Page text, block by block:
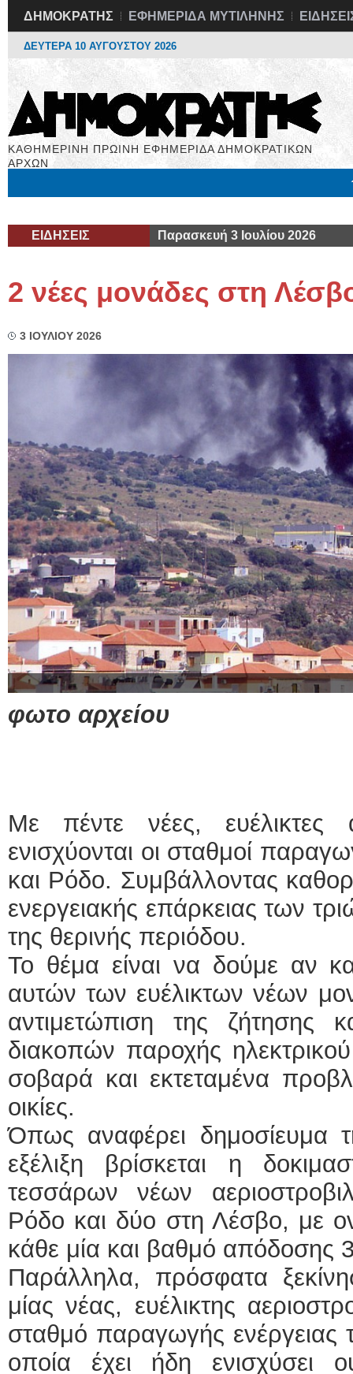
ΔΗΜΟΚΡΑΤΗΣ ΕΦΗΜΕΡΙΔΑ ΜΥΤΙΛΗΝΗΣ
ΔΕΥΤΕΡΑ 10 ΑΥΓΟΥΣΤΟΥ 2026
ΚΑΘΗΜΕΡΙΝΗ ΠΡΩΙΝΗ ΕΦΗΜΕΡΙΔΑ ΔΗΜΟΚΡΑΤΙΚΩΝ
ΑΡΧΩΝ
ΕΙΔΗΣΕΙΣ Παρασκευή 3 Ιουλίου 2026
2 νέες μονάδες στη
3 ΙΟΥΛΙΟΥ 2026
φωτο αρχείου
Με πέντε νέες, ευέλικτες
ενισχύονται οι σταθμοί
και Ρόδο. Συμβάλλοντας
ενεργειακής επάρκειας των
της θερινής περιόδου.
Το θέμα είναι να δούμε αν
αυτών των ευέλικτων νέων
αντιμετώπιση της ζήτησης
διακοπών παροχής
σοβαρά και εκτεταμένα
οικίες.
Όπως αναφέρει δημοσίευμα
εξέλιξη βρίσκεται η
τεσσάρων νέων
Ρόδο και δύο στη Λέσβο, με
κάθε μία και βαθμό απόδοσης
Παράλληλα, πρόσφατα
μίας νέας, ευέλικτης
σταθμό παραγωγής
οποία έχει ήδη ενισχύσει